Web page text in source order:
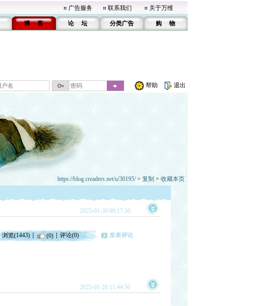
广告服务 联系我们 关于万维
博 客 论 坛 分类广告 购 物
帮助 退出
https://blog.creaders.net/u/30195/> 复制 > 收藏本页
2025-01-30 09:17:20
浏览(1443) (0) 评论(0) 发表评论
2025-01-28 11:44:56